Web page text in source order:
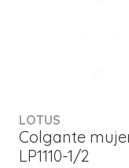
LOTUS
Colgante
LP1110-1/2